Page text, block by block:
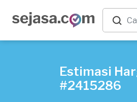
Estimasi
#2415286